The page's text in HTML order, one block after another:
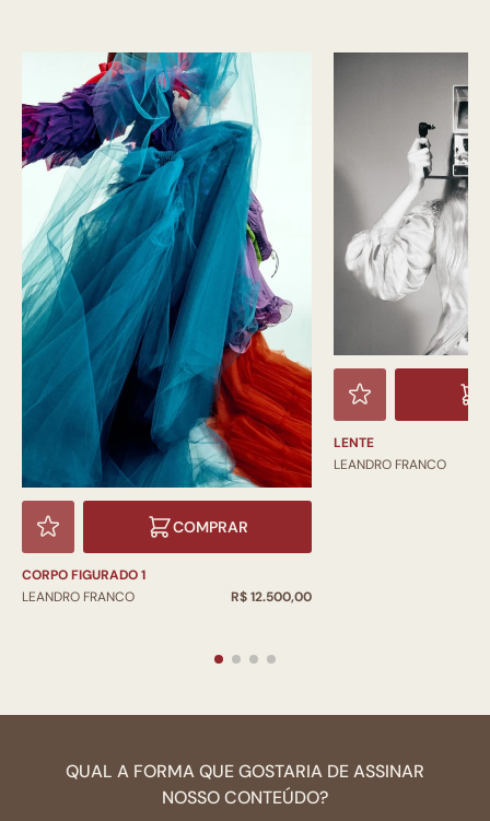
COMPRAR
CORPO FIGURADO 1
LEANDRO FRANCO
R$ 12.500,00
LENTE
LEANDRO FRANCO
QUAL A FORMA QUE GOSTARIA DE ASSINAR
NOSSO CONTEÚDO?